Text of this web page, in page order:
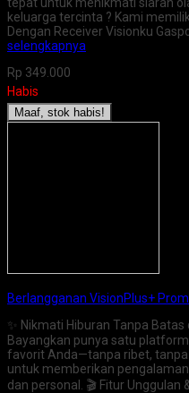
keluarga tercinta ? Kami
Dengan Receiver Visionku
selengkapnya
Rp 349.000
Habis
Maaf, stok habis!
Berlangganan VisionPlus+
✨ Nikmati Hiburan Tanpa
Bayangkan punya satu
favorit Anda—tanpa ribet,
untuk memberikan
dan personal. 🎬 Fitur